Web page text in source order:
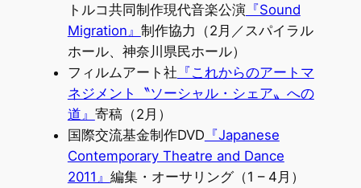
トルコ共同制作現代音楽公演『Sound
Migration』 制作協力（2月／スパイラル
ホール、神奈川県民ホール）
フィルムアート社 『これからのアートマ
ネジメント〝ソーシャル・シェア〟への
道』 寄稿（2月）
国際交流基金制作DVD 『Japanese
Contemporary Theatre and Dance
2011』 編集・オーサリング（1 – 4月）